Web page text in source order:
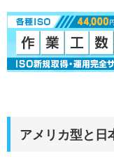
アメリカ型と日